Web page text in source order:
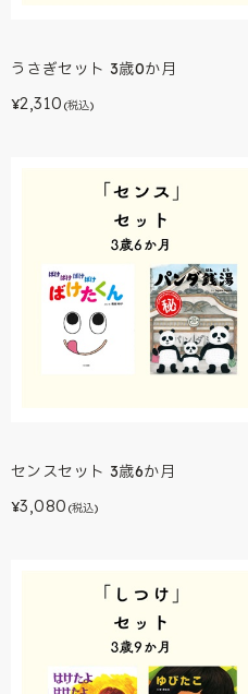
うさぎセット 3歳0か月
¥2,310 (税込)
センスセット 3歳6か月
¥3,080 (税込)